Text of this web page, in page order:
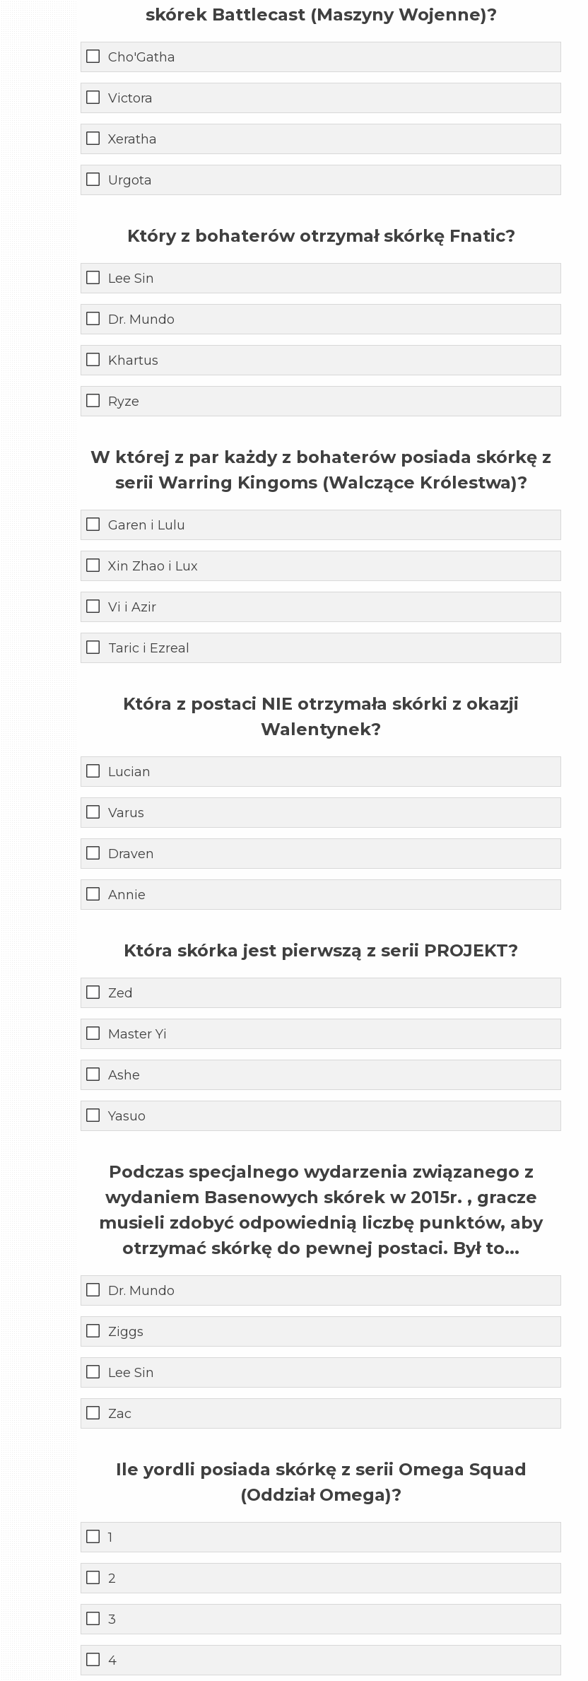
skórek Battlecast (Maszyny Wojenne)?
Cho'Gatha
Victora
Xeratha
Urgota
Który z bohaterów otrzymał skórkę Fnatic?
Lee Sin
Dr. Mundo
Khartus
Ryze
W której z par każdy z bohaterów posiada skórkę z
serii Warring Kingoms (Walczące Królestwa)?
Garen i Lulu
Xin Zhao i Lux
Vi i Azir
Taric i Ezreal
Która z postaci NIE otrzymała skórki z okazji
Walentynek?
Lucian
Varus
Draven
Annie
Która skórka jest pierwszą z serii PROJEKT?
Zed
Master Yi
Ashe
Yasuo
Podczas specjalnego wydarzenia związanego z
wydaniem Basenowych skórek w 2015r. , gracze
musieli zdobyć odpowiednią liczbę punktów, aby
otrzymać skórkę do pewnej postaci. Był to...
Dr. Mundo
Ziggs
Lee Sin
Zac
Ile yordli posiada skórkę z serii Omega Squad
(Oddział Omega)?
1
2
3
4